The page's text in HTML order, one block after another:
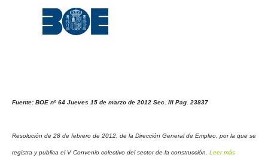
Fuente: BOE nº 64 Jueves 15 de marzo de 2012 Sec. III Pag. 23837
Resolución de 28 de febrero de 2012, de la Dirección General de Empleo, por la que se
registra y publica el V Convenio colectivo del sector de la construcción. Leer más